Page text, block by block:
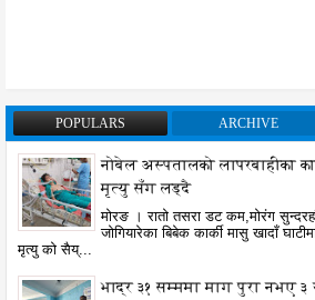
POPULARS ARCHIVE
नोबेल अस्पतालको लापरबाहीका
मृत्यु सँग लड्दै
मोरङ । रातो तसरा डट कम,मोरंग
जोगियारेका बिबेक कार्की मासु खादाँ
मृत्यु को सैय्...
भाद्र ३१ सम्ममा माग पुरा नभए